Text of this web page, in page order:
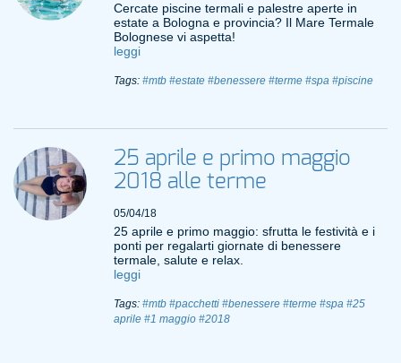
Cercate piscine termali e palestre aperte in
estate a Bologna e provincia? Il Mare Termale
Bolognese vi aspetta!
leggi
Tags: #mtb #estate #benessere #terme #spa #piscine
25 aprile e primo maggio
2018 alle terme
05/04/18
25 aprile e primo maggio: sfrutta le festività e i
ponti per regalarti giornate di benessere
termale, salute e relax.
leggi
Tags: #mtb #pacchetti #benessere #terme #spa #25
aprile #1 maggio #2018